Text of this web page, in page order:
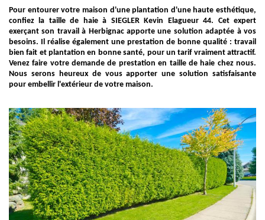
Pour entourer votre maison d'une plantation d'une haute esthétique,
confiez la taille de haie à SIEGLER Kevin Elagueur 44. Cet expert
exerçant son travail à Herbignac apporte une solution adaptée à vos
besoins. Il réalise également une prestation de bonne qualité : travail
bien fait et plantation en bonne santé, pour un tarif vraiment attractif.
Venez faire votre demande de prestation en taille de haie chez nous.
Nous serons heureux de vous apporter une solution satisfaisante
pour embellir l'extérieur de votre maison.